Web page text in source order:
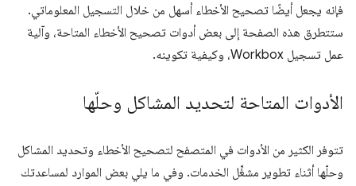
فإنه يجعل أيضًا تصحيح الأخطاء أسهل من خلال التسجيل المعلوماتي.
ستتطرق هذه الصفحة إلى بعض أدوات تصحيح الأخطاء المتاحة، وآلية
عمل تسجيل Workbox، وكيفية تكوينه.
الأدوات المتاحة لتحديد المشاكل وحلّها
تتوفر الكثير من الأدوات في المتصفح لتصحيح الأخطاء وتحديد المشاكل
وحلّها أثناء تطوير مشغِّل الخدمات. وفي ما يلي بعض الموارد لمساعدتك